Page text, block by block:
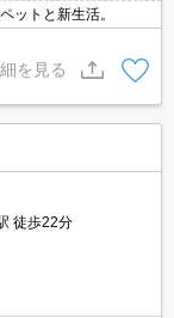
ットと新生活。
を見る
徒歩22分